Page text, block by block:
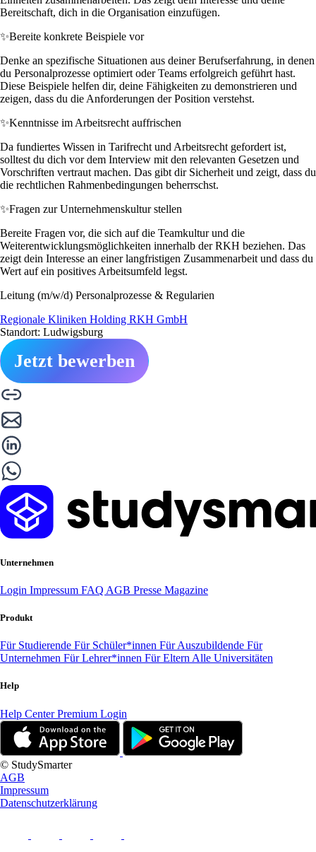
Bereitschaft, dich in die Organisation einzufügen.
✨Bereite konkrete Beispiele vor
Denke an spezifische Situationen aus deiner Berufserfahrung, in denen
du Personalprozesse optimiert oder Teams erfolgreich geführt hast.
Diese Beispiele helfen dir, deine Fähigkeiten zu demonstrieren und
zeigen, dass du die Anforderungen der Position verstehst.
✨Kenntnisse im Arbeitsrecht auffrischen
Da fundiertes Wissen in Tarifrecht und Arbeitsrecht gefordert ist,
solltest du dich vor dem Interview mit den relevanten Gesetzen und
Vorschriften vertraut machen. Das gibt dir Sicherheit und zeigt, dass du
die rechtlichen Rahmenbedingungen beherrschst.
✨Fragen zur Unternehmenskultur stellen
Bereite Fragen vor, die sich auf die Teamkultur und die
Weiterentwicklungsmöglichkeiten innerhalb der RKH beziehen. Das
zeigt dein Interesse an einer langfristigen Zusammenarbeit und dass du
Wert auf ein positives Arbeitsumfeld legst.
Leitung (m/w/d) Personalprozesse & Regularien
Regionale Kliniken Holding RKH GmbH
Standort: Ludwigsburg
Jetzt bewerben
Unternehmen
Login Impressum FAQ AGB Presse Magazine
Produkt
Für Studierende Für Schüler*innen Für Auszubildende Für
Unternehmen Für Lehrer*innen Für Eltern Alle Universitäten
Help
Help CenterPremium Login
© StudySmarter
AGB
Impressum
Datenschutzerklärung